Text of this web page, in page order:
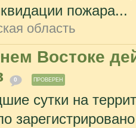
пожара...
область
Востоке
0 ПРОВЕРЕН
сутки на